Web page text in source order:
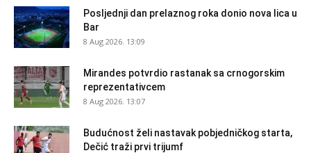
Posljednji dan prelaznog roka donio nova lica u
Bar
8 Aug 2026. 13:09
Mirandes potvrdio rastanak sa crnogorskim
reprezentativcem
8 Aug 2026. 13:07
Budućnost želi nastavak pobjedničkog starta,
Dečić traži prvi trijumf